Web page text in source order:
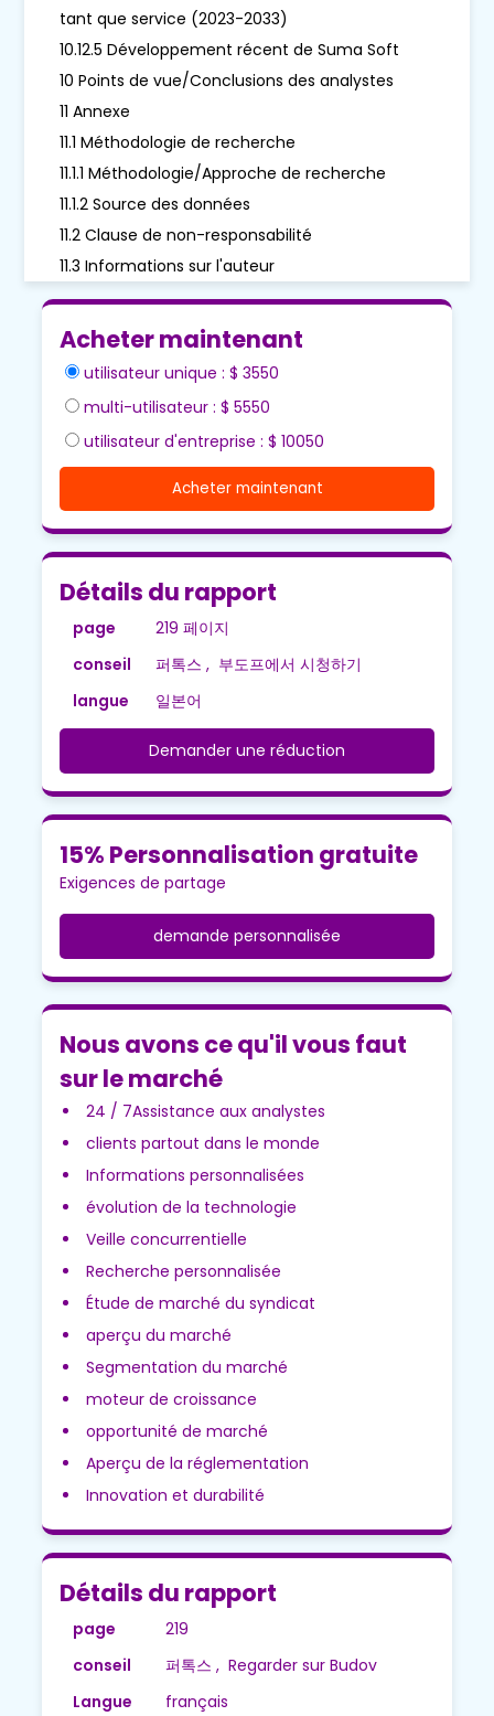
tant que service (2023-2033)
10.12.5 Développement récent de Suma Soft
10 Points de vue/Conclusions des analystes
11 Annexe
11.1 Méthodologie de recherche
11.1.1 Méthodologie/Approche de recherche
11.1.2 Source des données
11.2 Clause de non-responsabilité
11.3 Informations sur l'auteur
Acheter maintenant
utilisateur unique : $ 3550
multi-utilisateur : $ 5550
utilisateur d'entreprise : $ 10050
Acheter maintenant
Détails du rapport
page
219 페이지
conseil
퍼톡스 , 부도프에서 시청하기
langue
일본어
Demander une réduction
15% Personnalisation gratuite
Exigences de partage
demande personnalisée
Nous avons ce qu'il vous faut
sur le marché
24 / 7Assistance aux analystes
clients partout dans le monde
Informations personnalisées
évolution de la technologie
Veille concurrentielle
Recherche personnalisée
Étude de marché du syndicat
aperçu du marché
Segmentation du marché
moteur de croissance
opportunité de marché
Aperçu de la réglementation
Innovation et durabilité
Détails du rapport
page
219
conseil
퍼톡스 , Regarder sur Budov
Langue
français